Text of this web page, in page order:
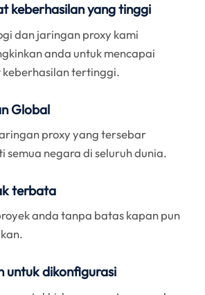
keberhasilan yang tinggi
dan jaringan proxy kami
anda untuk mencapai
tertinggi.
Global
proxy yang tersebar
semua negara di seluruh dunia.
terbata
anda tanpa batas kapan pun
untuk dikonfigurasi